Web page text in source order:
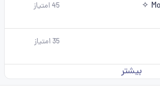
45امتیاز
35امتیاز
بیشتر